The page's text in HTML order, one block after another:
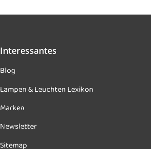
Interessantes
Blog
Lampen & Leuchten Lexikon
Marken
Newsletter
Sitemap